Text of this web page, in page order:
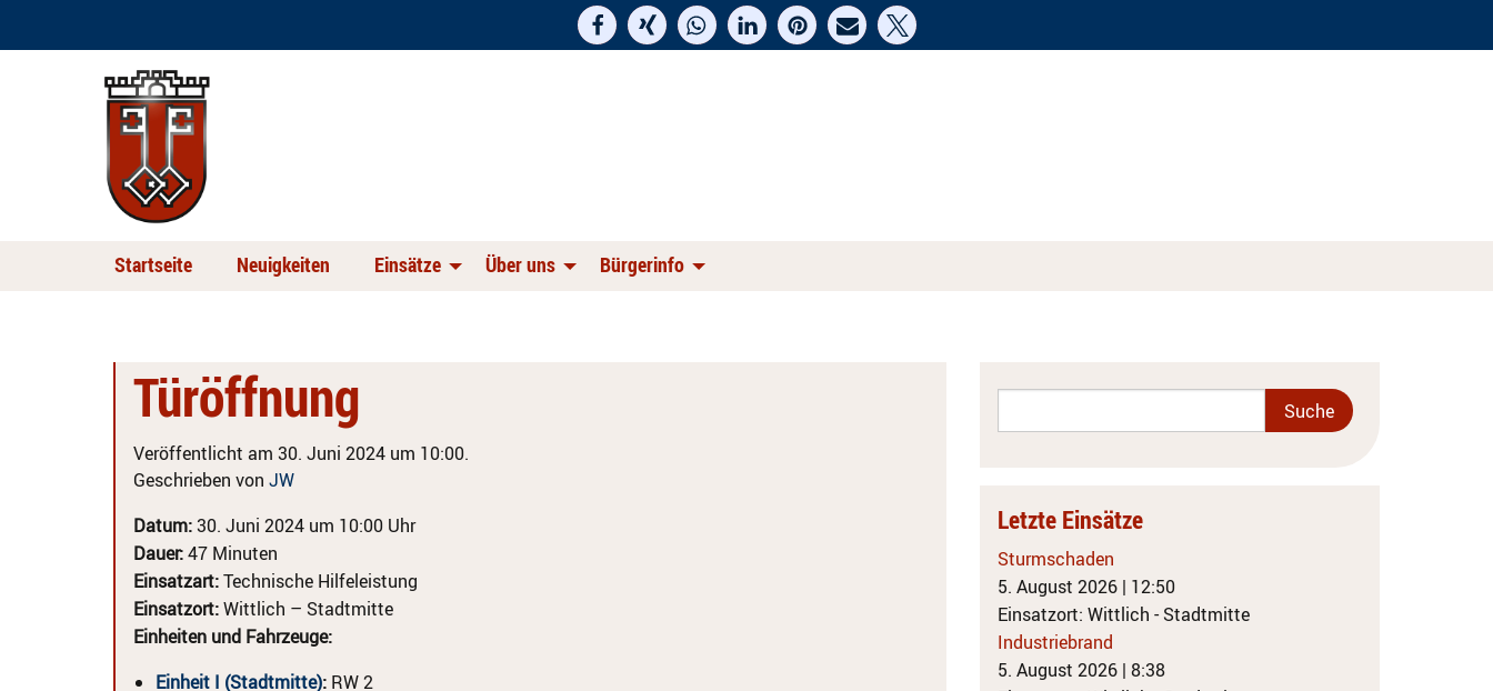
Startseite Neuigkeiten Einsätze Über uns Bürgerinfo
Türöffnung
Veröffentlicht am 30. Juni 2024 um 10:00.
Geschrieben von JW
Datum:30. Juni 2024 um 10:00 Uhr
Dauer:47 Minuten
Einsatzart:Technische Hilfeleistung
Einsatzort:Wittlich – Stadtmitte
Einheiten und Fahrzeuge:
Einheit I (Stadtmitte): RW 2
Letzte Einsätze
Sturmschaden
5. August 2026 | 12:50
Einsatzort: Wittlich - Stadtmitte
Industriebrand
5. August 2026 | 8:38